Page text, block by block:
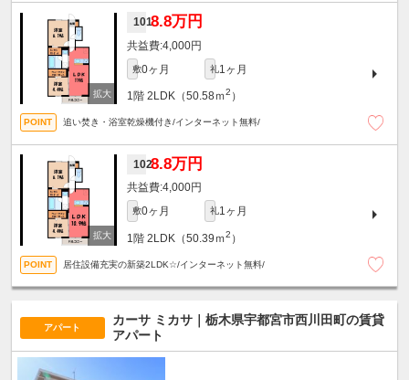
1018.8万円
4,000円
敷0ヶ月 礼1ヶ月
1階 2LDK（50.58ｍ2 ）
追い焚き・浴室乾燥機付き/インターネット無料/
1028.8万円
4,000円
敷0ヶ月 礼1ヶ月
1階 2LDK（50.39ｍ2 ）
居住設備充実の新築2LDK☆/インターネット無料/
アパート
カーサ ミカサ｜栃木県宇都宮市西川田町の賃貸
アパート